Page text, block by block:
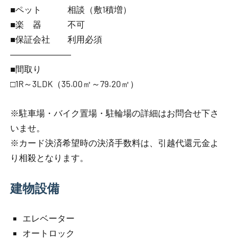
■ペット 相談（敷1積増）
■楽 器 不可
■保証会社 利用必須
―――――――
■間取り
□1R～3LDK（35.00㎡～79.20㎡）
※駐車場・バイク置場・駐輪場の詳細はお問合せ下さ
いませ。
※カード決済希望時の決済手数料は、引越代還元金よ
り相殺となります。
建物設備
エレベーター
オートロック